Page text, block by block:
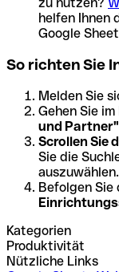
helfen Ihnen
Google
So richten Sie
Melden Sie
Gehen Sie
und Partner"
Scrollen Sie
Sie die
auszuwählen.
Befolgen Sie
Kategorien
Produktivität
Nützliche Links